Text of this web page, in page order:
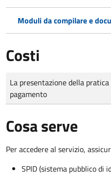
Moduli da compilare e
Costi
Tipo di pagamento
Importo
La presentazione della
pagamento
Cosa serve
Per accedere al servizio,
SPID (sistema pubblico di